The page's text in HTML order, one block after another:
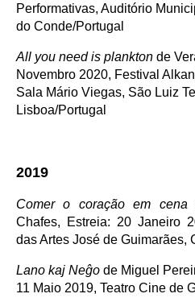
Performativas, Auditório
do Conde/Portugal
All you need is plankton de
Novembro 2020, Festival
Sala Mário Viegas, São Luiz
Lisboa/Portugal
2019
Comer o coração em cena
Chafes, Estreia: 20 Janeiro
das Artes José de Guimarães,
Lano kaj Neĝo de Miguel
11 Maio 2019, Teatro Cine de